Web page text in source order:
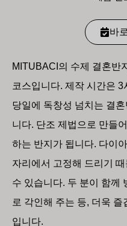
바
MITUBACI의 수제 결혼반
코스입니다. 제작 시간은
당일에 독창성 넘치는 결
니다. 단조 제법으로 만들
하는 반지가 됩니다. 다이
자리에서 고정해 드리기
수 있습니다. 두 분이 함께
로 각인해 주는 등, 더욱
입니다.